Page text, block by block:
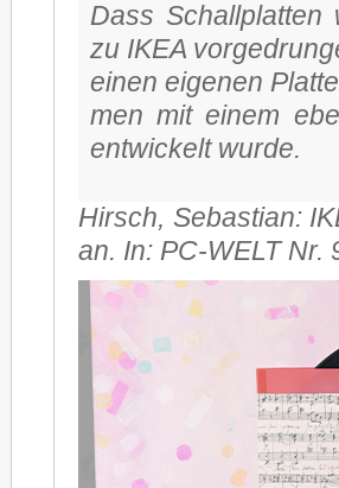
Dass Schall­plat­ten
zu IKEA
ei­nen ei­ge­nen
men mit ei­nem
ent­wi­ckelt wur­de.
Hirsch, Se­bas­ti­an:
an. In: PC-WELT Nr.